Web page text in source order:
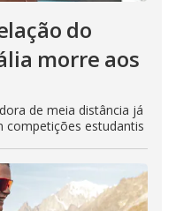
do
morre aos
de meia distância já
competições estudantis